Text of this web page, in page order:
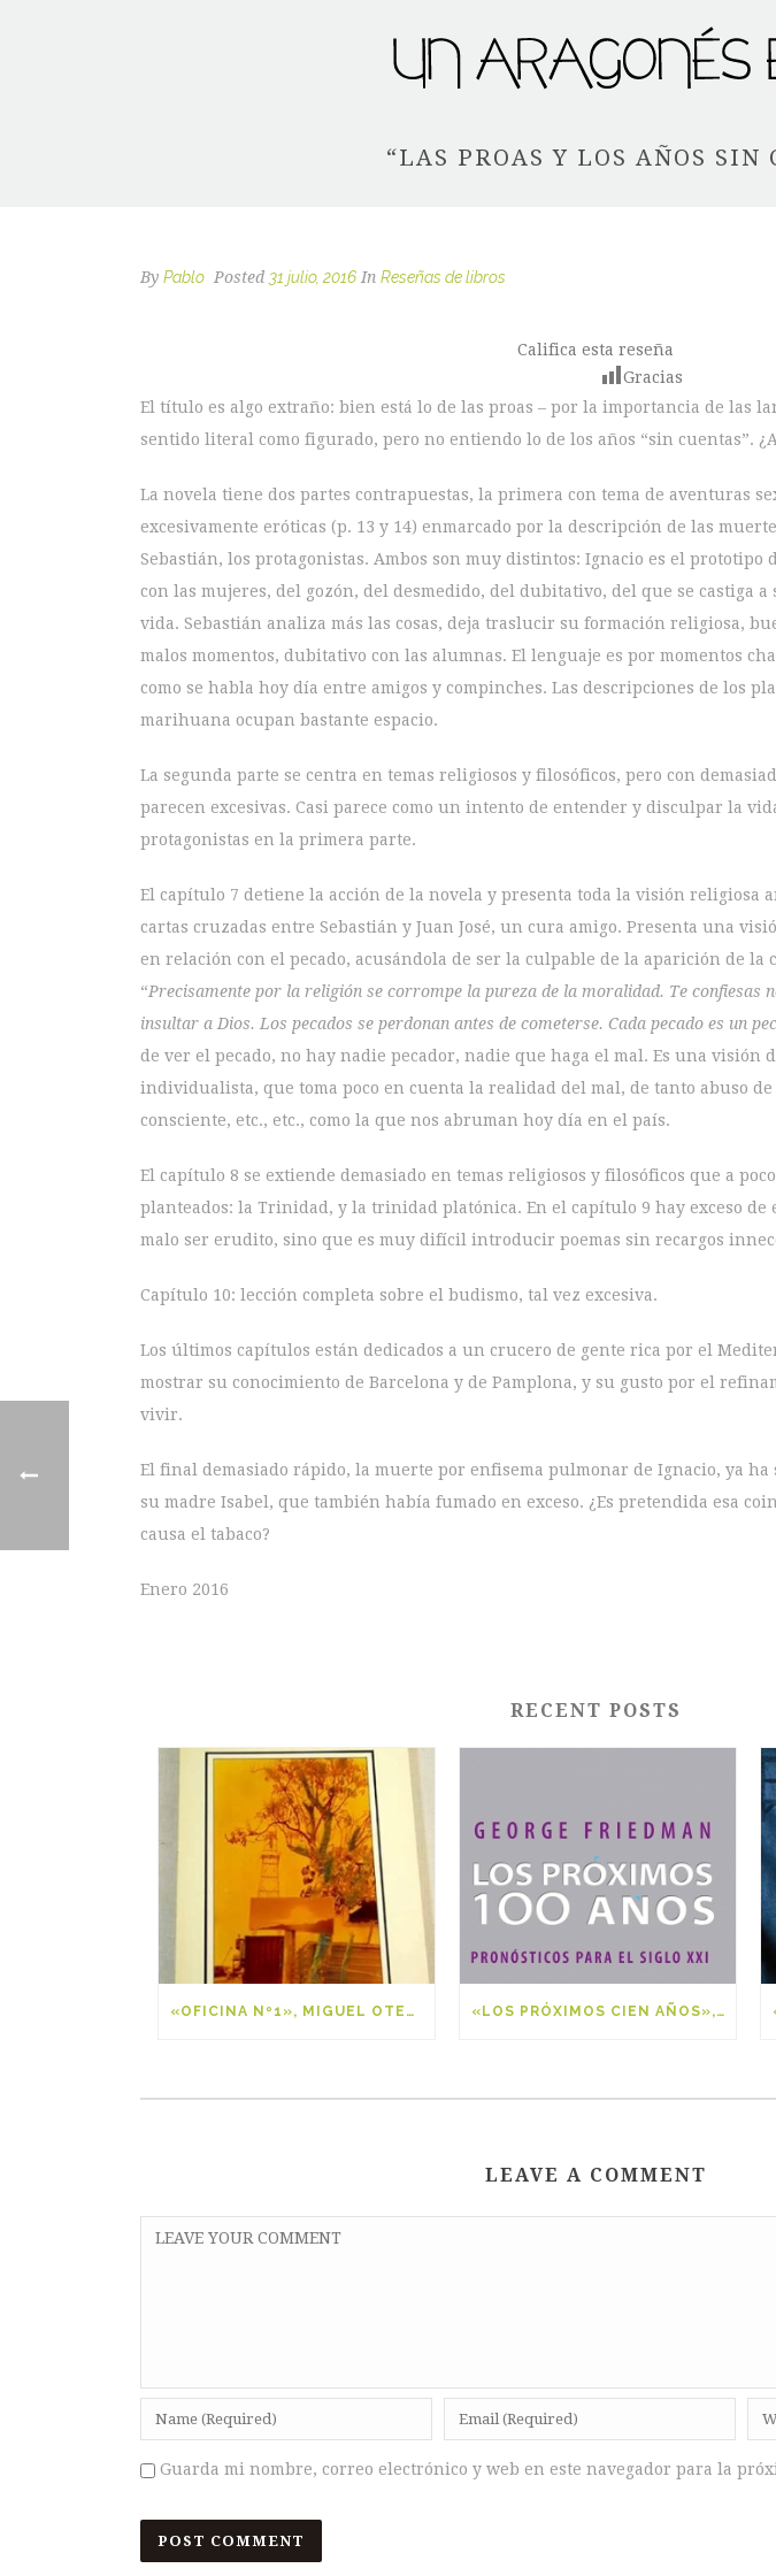
“LAS PROAS Y LOS AÑOS SIN
By Pablo Posted 31 julio, 2016 In Reseñas de libros
Califica esta reseña
Gracias
El título es algo extraño: bien está lo de las proas – por la importancia de las
sentido literal como figurado, pero no entiendo lo de los años “sin cuentas”.
La novela tiene dos partes contrapuestas, la primera con tema de aventuras
excesivamente eróticas (p. 13 y 14) enmarcado por la descripción de las
Sebastián, los protagonistas. Ambos son muy distintos: Ignacio es el prototipo
con las mujeres, del gozón, del desmedido, del dubitativo, del que se castiga
vida. Sebastián analiza más las cosas, deja traslucir su formación religiosa,
malos momentos, dubitativo con las alumnas. El lenguaje es por momentos
como se habla hoy día entre amigos y compinches. Las descripciones de los
marihuana ocupan bastante espacio.
La segunda parte se centra en temas religiosos y filosóficos, pero con
parecen excesivas. Casi parece como un intento de entender y disculpar la
protagonistas en la primera parte.
El capítulo 7 detiene la acción de la novela y presenta toda la visión religiosa
cartas cruzadas entre Sebastián y Juan José, un cura amigo. Presenta una
en relación con el pecado, acusándola de ser la culpable de la aparición de la
“Precisamente por la religión se corrompe la pureza de la moralidad. Te confiesas
insultar a Dios. Los pecados se perdonan antes de cometerse. Cada pecado es un
de ver el pecado, no hay nadie pecador, nadie que haga el mal. Es una visión
individualista, que toma poco en cuenta la realidad del mal, de tanto abuso
consciente, etc., etc., como la que nos abruman hoy día en el país.
El capítulo 8 se extiende demasiado en temas religiosos y filosóficos que a
planteados: la Trinidad, y la trinidad platónica. En el capítulo 9 hay exceso de
malo ser erudito, sino que es muy difícil introducir poemas sin recargos
Capítulo 10: lección completa sobre el budismo, tal vez excesiva.
Los últimos capítulos están dedicados a un crucero de gente rica por el
mostrar su conocimiento de Barcelona y de Pamplona, y su gusto por el
vivir.
El final demasiado rápido, la muerte por enfisema pulmonar de Ignacio, ya
su madre Isabel, que también había fumado en exceso. ¿Es pretendida esa
causa el tabaco?
Enero 2016
RECENT POSTS
«OFICINA Nº1», MIGUEL OTERO SILVA «LOS PRÓXIMOS CIEN AÑOS», GEORGE FRIEDMAN
LEAVE A COMMENT
Guarda mi nombre, correo electrónico y web en este navegador para la